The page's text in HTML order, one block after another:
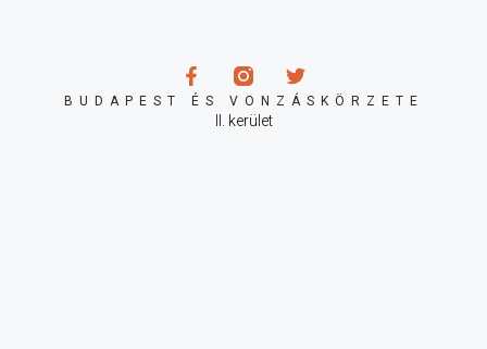
BUDAPEST ÉS VONZÁSKÖRZETE
II. kerület